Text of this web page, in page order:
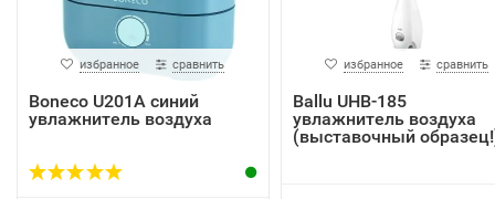
избранное сравнить
Boneco U201A синий
увлажнитель воздуха
избранное сравнить
Ballu UHB-185
увлажнитель воздуха
(выставочный